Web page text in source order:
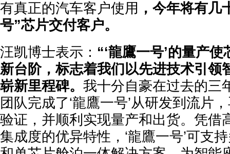
有真正的汽车客户使用 ，今年将有几
号”芯片交付客户。
汪凯博士表示： “‘龍鷹一号’的量产
新台阶，标志着我们以先进技术引领
崭新里程碑。 我十分自豪在过去的三
团队完成了‘龍鷹一号’从研发到流片
验证，并顺利实现量产和出货。凭借
集成度的优异特性，‘龍鷹一号’可支